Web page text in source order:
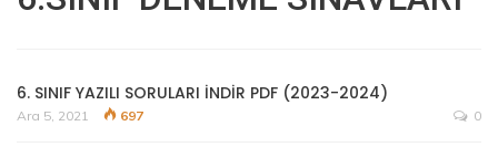
6. SINIF YAZILI SORULARI İNDİR PDF (2023-2024)
Ara 5, 2021 697 0